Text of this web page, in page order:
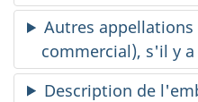
Autres
commercial), s'il y
Description de